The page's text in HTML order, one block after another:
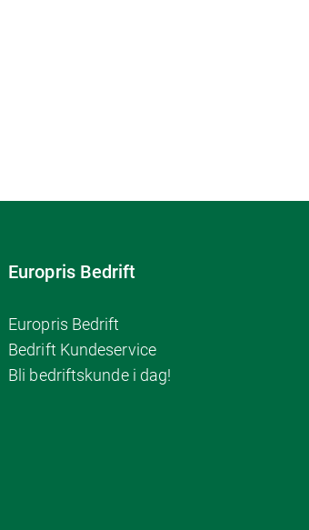
Europris Bedrift
Europris Bedrift
Bedrift Kundeservice
Bli bedriftskunde i dag!